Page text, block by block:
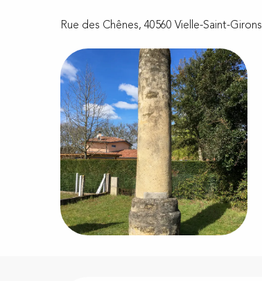
Rue des Chênes, 40560 Vielle-Saint-Girons